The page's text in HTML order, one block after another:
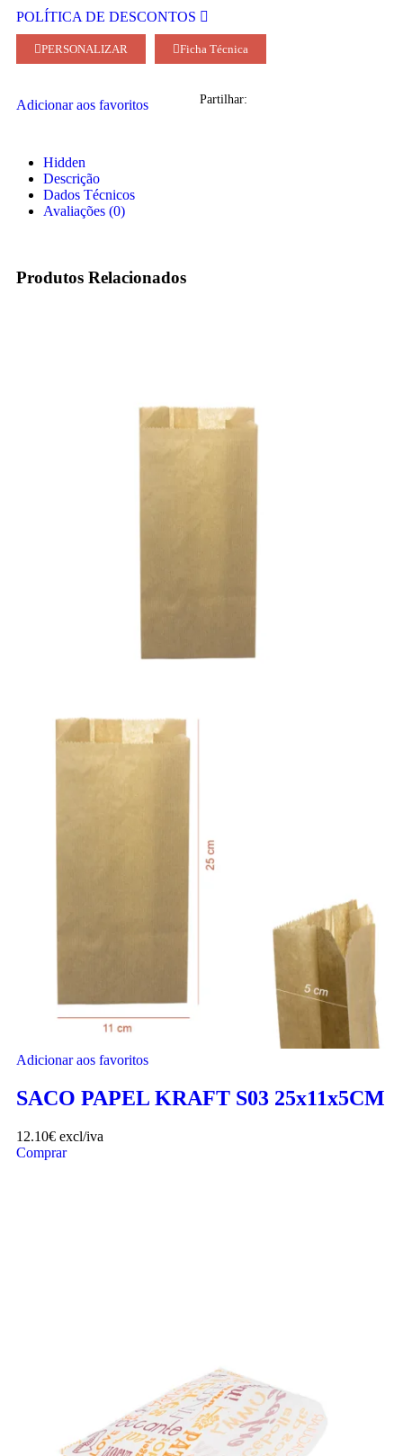
POLÍTICA DE DESCONTOS
PERSONALIZAR Ficha Técnica
Adicionar aos favoritos Partilhar:
Hidden
Descrição
Dados Técnicos
Avaliações (0)
Produtos Relacionados
Adicionar aos favoritos
SACO PAPEL KRAFT S03 25x11x5CM
12.10€ excl/iva
Comprar